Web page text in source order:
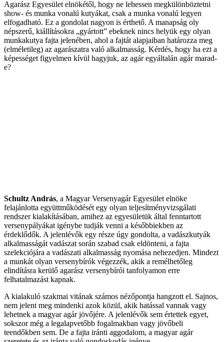
Agarász Egyesület elnökétől, hogy ne lehessen megkülönböztetni
show- és munka vonalú kutyákat, csak a munka vonalú legyen
elfogadható. Ez a gondolat nagyon is érthető. A manapság oly
népszerű, kiállításokra „gyártott” ebeknek nincs helyük egy olyan
munkakutya fajta jelenében, ahol a fajtát alapjaiban határozza meg
(elméletileg) az agarászatra való alkalmasság. Kérdés, hogy ha ezt a
képességet figyelmen kívül hagyjuk, az agár egyáltalán agár marad-
e?
Schultz András, a Magyar Versenyagár Egyesület elnöke
felajánlotta együttműködését egy olyan teljesítményvizsgálati
rendszer kialakításában, amihez az egyesületük által fenntartott
versenypályákat igénybe tudják venni a későbbiekben az
érdeklődők. A jelenlévők egy része úgy gondolta, a vadászkutyák
alkalmasságát vadászat során szabad csak eldönteni, a fajta
szelekciójára a vadászati alkalmasság nyomása nehezedjen. Mindezt
a munkát olyan versenybírók végezzék, akik a remélhetőleg
elindításra kerülő agarász versenybírói tanfolyamon erre
felhatalmazást kapnak.
A kialakuló szakmai vitának számos nézőpontja hangzott el. Sajnos,
nem jelent meg mindenki azok közül, akik hatással vannak vagy
lehetnek a magyar agár jövőjére. A jelenlévők sem értettek egyet,
sokszor még a legalapvetőbb fogalmakban vagy jövőbeli
teendőkben sem. De a fajta iránti aggodalom, a magyar agár